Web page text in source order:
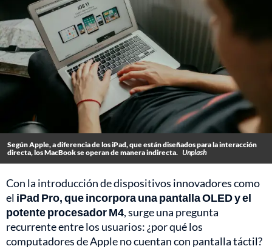
Según Apple, a diferencia de los iPad, que están diseñados para la interacción
directa, los MacBook se operan de manera indirecta. Unplash
Con la introducción de dispositivos innovadores como
el iPad Pro, que incorpora una pantalla OLED y el
potente procesador M4, surge una pregunta
recurrente entre los usuarios: ¿por qué los
computadores de Apple no cuentan con pantalla táctil?